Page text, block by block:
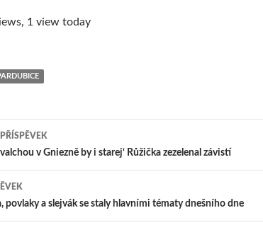
1 view today
v Gniezně by i starej‘ Růžička zezelenal závistí
povlaky a slejvák se staly hlavními tématy dnešního dne